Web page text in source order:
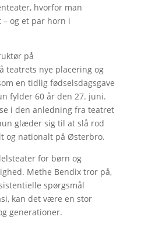
hvorfor man
og et par horn i
på
teatrets nye placering og
en tidlig fødselsdagsgave
fylder 60 år den 27. juni.
i den anledning fra teatret
glæder sig til at slå rod
og nationalt på Østerbro.
for børn og
Methe Bendix tror på,
spørgsmål
kan det være en stor
generationer.